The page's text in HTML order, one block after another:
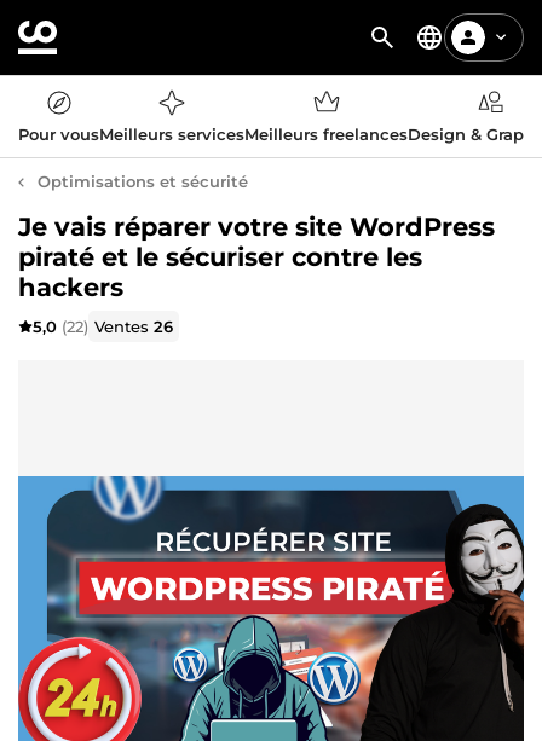
Pour vousMeilleurs servicesMeilleurs freelancesDesign &
Optimisations et sécurité
Je vais réparer votre site WordPress
piraté et le sécuriser contre les
hackers
5,0 (22) Ventes26